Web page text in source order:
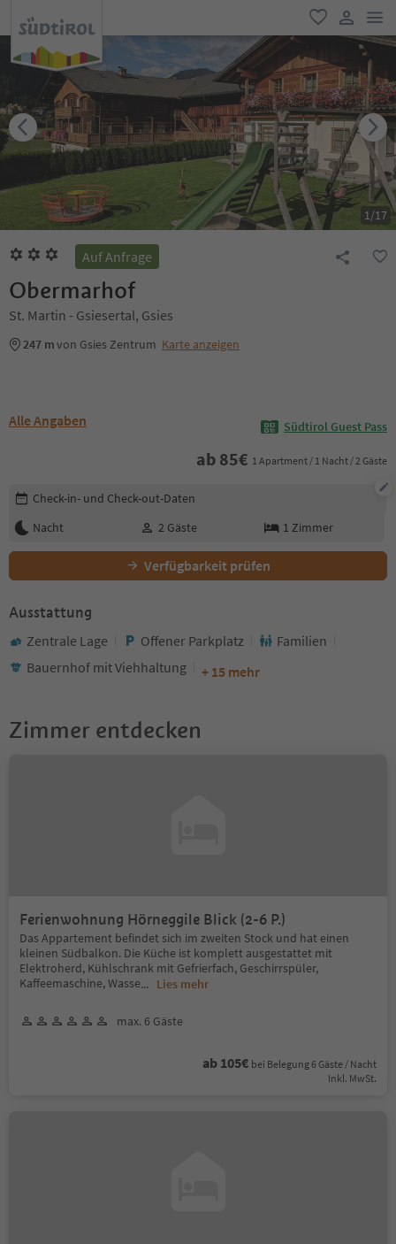
favorit
user link
1/17
Auf Anfrage
Obermarhof
St. Martin - Gsiesertal, Gsies
247 mvon Gsies Zentrum Karte anzeigen
Alle Angaben Südtirol Guest Pass
ab 85€ 1 Apartment / 1 Nacht / 2 Gäste
Buchungsdetails bearbeiten
Check-in- und Check-out-Daten
Nacht
2 Gäste 1 Zimmer
Verfügbarkeit prüfen
Ausstattung
Zentrale Lage Offener Parkplatz
Familien
Bauernhof mit Viehhaltung
+ 15 mehr
Zimmer entdecken
Ferienwohnung Hörneggile Blick (2-6 P.)
Das Appartement befindet sich im zweiten Stock und hat einen
kleinen Südbalkon. Die Küche ist komplett ausgestattet mit
Elektroherd, Kühlschrank mit Gefrierfach, Geschirrspüler,
Kaffeemaschine, Wasse... Lies mehr
max. 6 Gäste
ab 105€ bei Belegung 6 Gäste / Nacht
Inkl. MwSt.